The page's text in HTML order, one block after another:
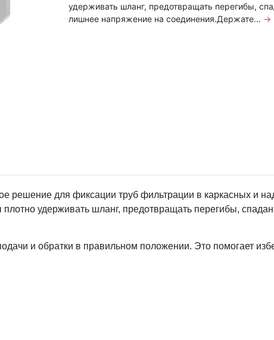
удерживать шланг, предотвращать перегибы,
лишнее напряжение на соединения.Держате... →
решение для фиксации труб фильтрации в каркасных и
удерживать шланг, предотвращать перегибы,
и обратки в правильном положении. Это помогает